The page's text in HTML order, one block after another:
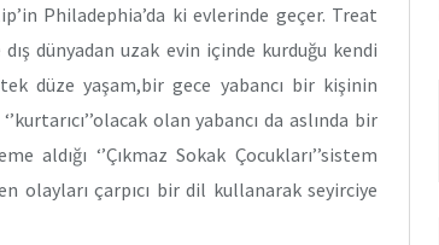
Philadephia’da ki evlerinde geçer. Treat
dünyadan uzak evin içinde kurduğu kendi
düze yaşam,bir gece yabancı bir kişinin
olan yabancı da aslında bir
aldığı ‘’Çıkmaz Sokak Çocukları’’sistem
olayları çarpıcı bir dil kullanarak seyirciye